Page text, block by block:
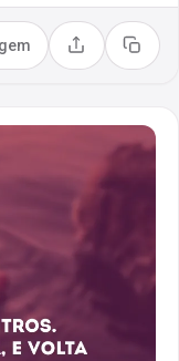
Compartilhar
Copiar